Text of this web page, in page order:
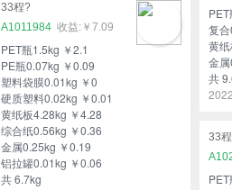
复
黄
金
共
33程?
A1011984
￥7.09
PET瓶1.5kg ￥2.1
PE瓶0.07kg ￥0.09
塑料袋膜0.01kg ￥0
硬质塑料0.02kg ￥0.01
黄纸板4.28kg ￥4.28
综合纸0.56kg ￥0.36
金属0.25kg ￥0.19
铝拉罐0.01kg ￥0.06
共 6.7kg
33